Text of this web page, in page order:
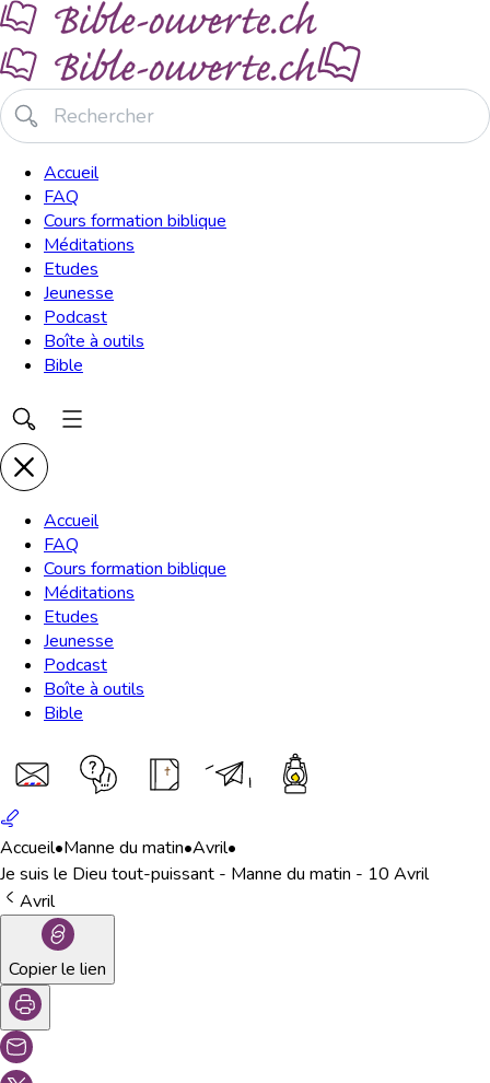
Accueil
FAQ
Cours formation biblique
Méditations
Etudes
Jeunesse
Podcast
Boîte à outils
Bible
Accueil
FAQ
Cours formation biblique
Méditations
Etudes
Jeunesse
Podcast
Boîte à outils
Bible
Accueil•Manne du matin•Avril•
Je suis le Dieu tout-puissant - Manne du matin - 10 Avril
Avril
Copier le lien